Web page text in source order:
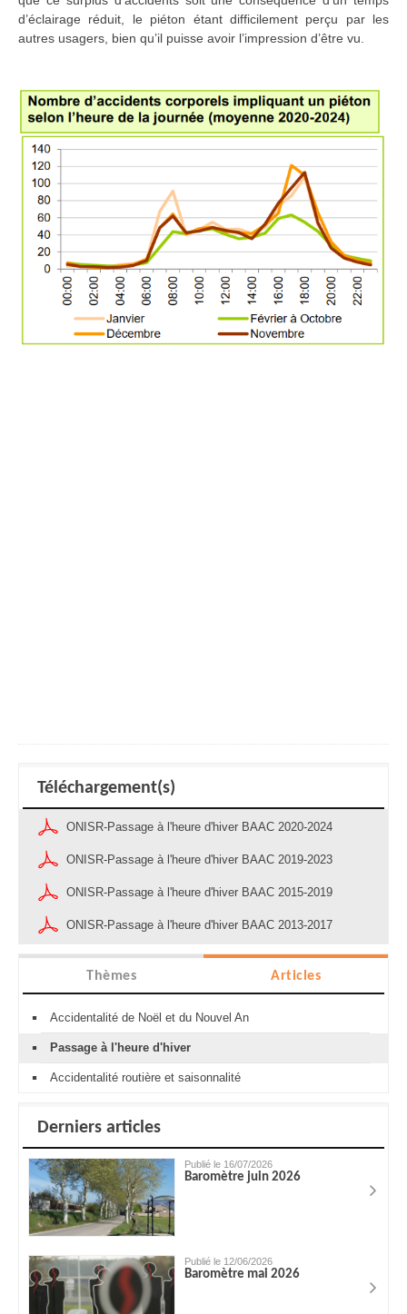
d’éclairage réduit, le piéton étant difficilement perçu par les
autres usagers, bien qu’il puisse avoir l’impression d’être vu.
Téléchargement(s)
ONISR-Passage à l'heure d'hiver BAAC 2020-2024
ONISR-Passage à l'heure d'hiver BAAC 2019-2023
ONISR-Passage à l'heure d'hiver BAAC 2015-2019
ONISR-Passage à l'heure d'hiver BAAC 2013-2017
Thèmes Articles
Accidentalité de Noël et du Nouvel An
Passage à l'heure d'hiver
Accidentalité routière et saisonnalité
Derniers articles
Publié le 16/07/2026
Baromètre juin 2026
Publié le 12/06/2026
Baromètre mai 2026